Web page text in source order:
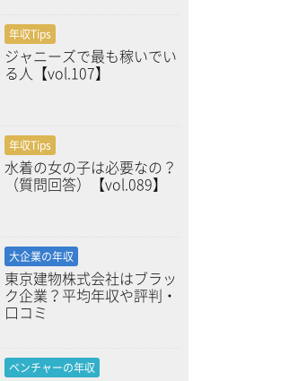
年収Tips
ジャニーズで最も稼いでい
る人【vol.107】
年収Tips
水着の女の子は必要なの？
（質問回答）【vol.089】
大企業の年収
東京建物株式会社はブラッ
ク企業？平均年収や評判・
口コミ
ベンチャーの年収